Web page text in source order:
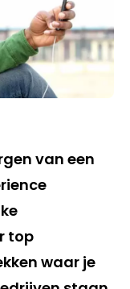
van een
top
waar je